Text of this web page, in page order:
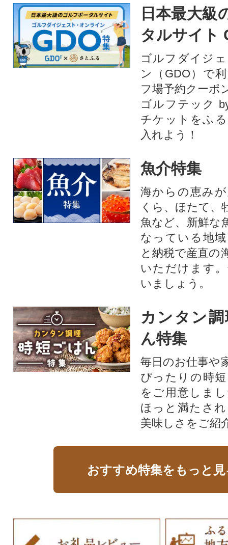
日本最大級
タルサイト
ゴルフダイジ
ン（GDO）で
フ場予約クーポ
ゴルフテック
チケットをふ
入れよう！
魚介特集
海からの恵み
くら、ほたて、
魚など、新鮮な
なっている地
と納税で産直の
いただけます
いましょう。
カンタン
ん特集
毎日のお仕事や
ぴったりの時
をご用意しま
ほっと満たさ
美味しさをご紹
おすすめ特集をもっと